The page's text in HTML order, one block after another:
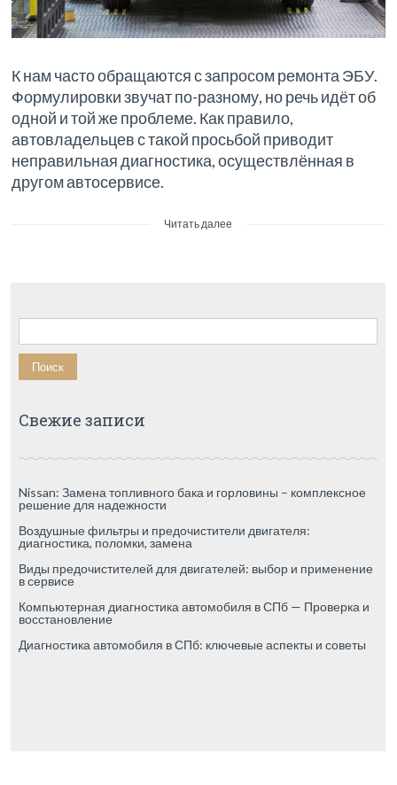
К нам часто обращаются с запросом ремонта ЭБУ.
Формулировки звучат по-разному, но речь идёт об
одной и той же проблеме. Как правило,
автовладельцев с такой просьбой приводит
неправильная диагностика, осуществлённая в
другом автосервисе.
Читать далее
Найти:
Свежие записи
Nissan: Замена топливного бака и горловины – комплексное
решение для надежности
Воздушные фильтры и предочистители двигателя:
диагностика, поломки, замена
Виды предочистителей для двигателей: выбор и применение
в сервисе
Компьютерная диагностика автомобиля в СПб — Проверка и
восстановление
Диагностика автомобиля в СПб: ключевые аспекты и советы